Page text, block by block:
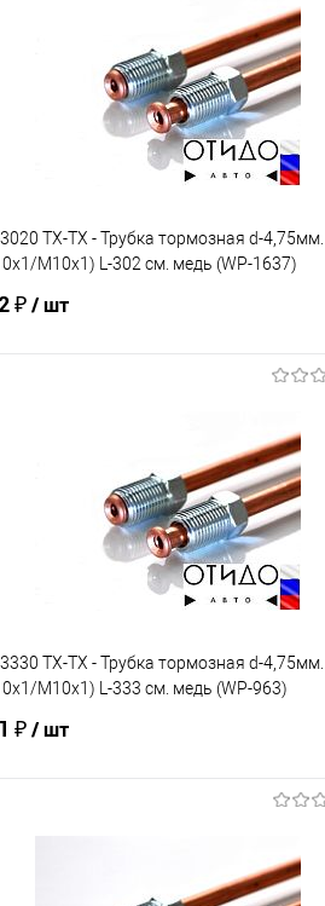
TX-TX - Трубка тормозная d-4,75мм.
М10х1) L-302 см. медь (WP-1637)
₽/ шт
Под заказ
TX-TX - Трубка тормозная d-4,75мм.
М10х1) L-333 см. медь (WP-963)
₽/ шт
Под заказ